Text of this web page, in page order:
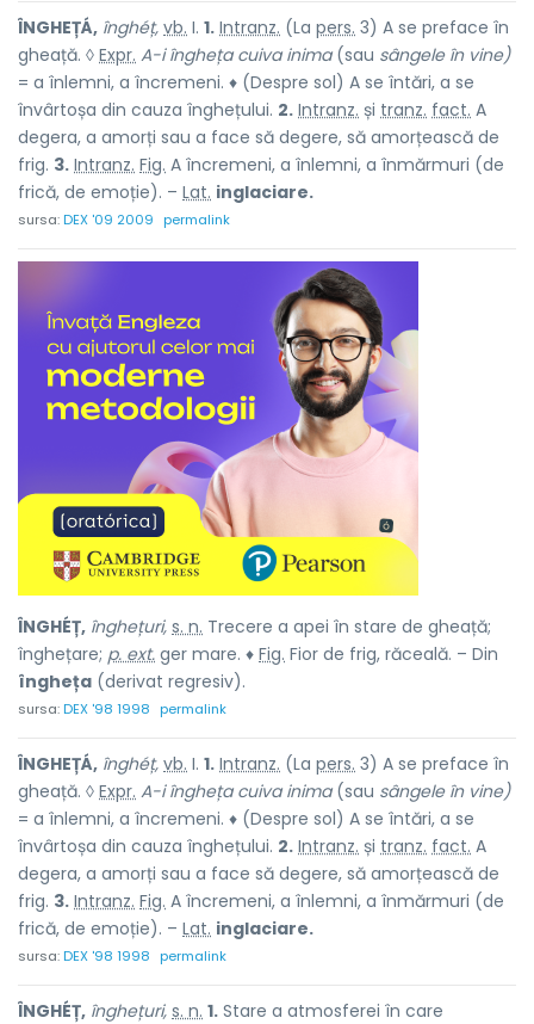
ÎNGHEȚÁ, înghéț, vb. I. 1. Intranz. (La pers. 3) A se preface în
gheață. ◊ Expr. A-i îngheța cuiva inima(sau sângele în vine)
= a înlemni, a încremeni. ♦ (Despre sol) A se întări, a se
învârtoșa din cauza înghețului. 2. Intranz. și tranz. fact. A
degera, a amorți sau a face să degere, să amorțească de
frig. 3. Intranz. Fig. A încremeni, a înlemni, a înmărmuri (de
frică, de emoție). – Lat. inglaciare.
sursa:DEX '09 2009 permalink
ÎNGHÉȚ, înghețuri, s. n. Trecere a apei în stare de gheață;
înghețare; p. ext. ger mare. ♦ Fig. Fior de frig, răceală. – Din
îngheța (derivat regresiv).
sursa:DEX '98 1998 permalink
ÎNGHEȚÁ, înghéț, vb. I. 1. Intranz. (La pers. 3) A se preface în
gheață. ◊ Expr. A-i îngheța cuiva inima(sau sângele în vine)
= a înlemni, a încremeni. ♦ (Despre sol) A se întări, a se
învârtoșa din cauza înghețului. 2. Intranz. și tranz. fact. A
degera, a amorți sau a face să degere, să amorțească de
frig. 3. Intranz. Fig. A încremeni, a înlemni, a înmărmuri (de
frică, de emoție). – Lat. inglaciare.
sursa:DEX '98 1998 permalink
ÎNGHÉȚ, înghețuri, s. n. 1. Stare a atmosferei în care